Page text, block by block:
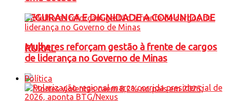
SEGURANCA E DIGNIDADE A COMUNIDADE
RURAL
Mulheres reforçam gestão à frente de cargos
de liderança no Governo de Minas
Política